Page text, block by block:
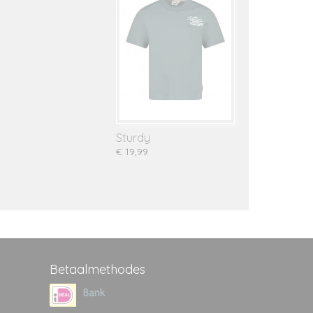
Sturdy
€ 19,99
Betaalmethodes